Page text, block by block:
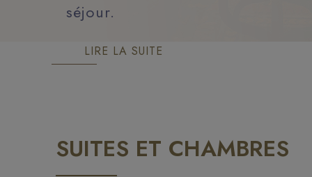
séjour.
LIRE LA SUITE
SUITES ET CHAMBRES